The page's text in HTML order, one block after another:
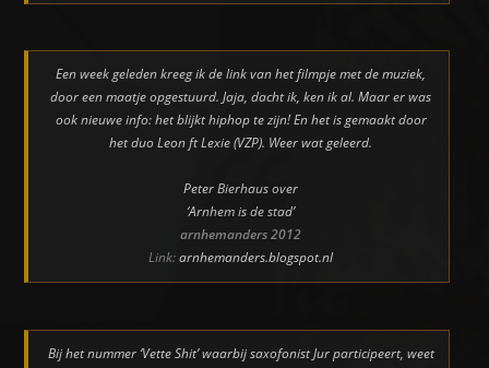
Een week geleden kreeg ik de link van het filmpje met de muziek,
door een maatje opgestuurd. Jaja, dacht ik, ken ik al. Maar er was
ook nieuwe info: het blijkt hiphop te zijn! En het is gemaakt door
het duo Leon ft Lexie (VZP). Weer wat geleerd.
Peter Bierhaus over
‘Arnhem is de stad’
arnhemanders 2012
Link:arnhemanders.blogspot.nl
Bij het nummer ‘Vette Shit’ waarbij saxofonist Jur participeert, weet